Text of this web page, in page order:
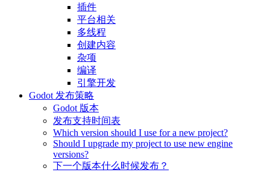
插件
平台相关
多线程
创建内容
杂项
编译
引擎开发
Godot 发布策略
Godot 版本
发布支持时间表
Which version should I use for a new project?
Should I upgrade my project to use new engine
versions?
下一个版本什么时候发布？